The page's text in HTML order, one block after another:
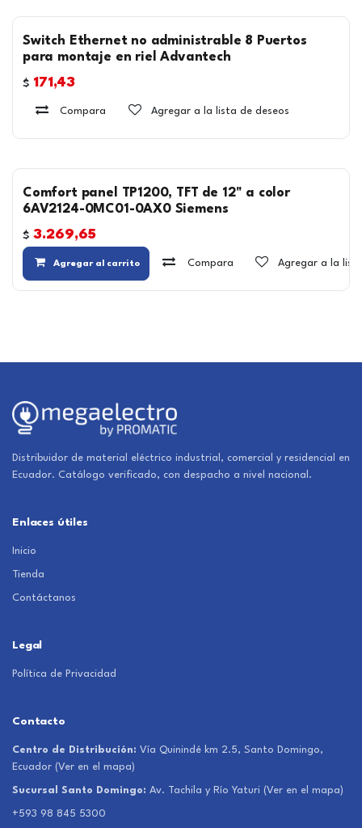
Switch Ethernet no administrable 8 Puertos
para montaje en riel Advantech
$ 171,43
Compara Agregar a la lista de deseos
Comfort panel TP1200, TFT de 12" a color
6AV2124-0MC01-0AX0 Siemens
$ 3.269,65
Agregar al carrito Compara Agregar a la
Distribuidor de material eléctrico industrial, comercial y residencial en
Ecuador. Catálogo verificado, con despacho a nivel nacional.
Enlaces útiles
Inicio
Tienda
Contáctanos
Legal
Política de Privacidad
Contacto
Centro de Distribución: Vía Quinindé km 2.5, Santo Domingo,
Ecuador (Ver en el mapa)
Sucursal Santo Domingo: Av. Tachila y Río Yaturi (Ver en el mapa)
+593 98 845 5300